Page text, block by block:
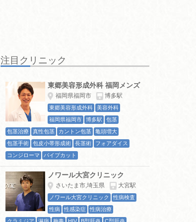
注目クリニック
東郷美容形成外科 福岡メンズ
福岡県福岡市 博多駅
東郷美容形成外科
美容外科
福岡県福岡市
博多駅
包茎
包茎治療
真性包茎 カントン包茎
亀頭増大
包茎手術
包皮小帯形成術 長茎術
フォアダイス
コンジローマ
パイプカット
ノワール大宮クリニック
さいたま市,埼玉県 大宮駅
ノワール大宮クリニック
性病検査
性病
性感染症
性病治療